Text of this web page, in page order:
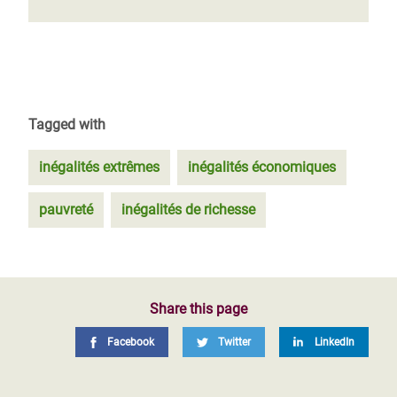
Tagged with
inégalités extrêmes inégalités économiques
pauvreté inégalités de richesse
Share this page
Facebook Twitter LinkedIn